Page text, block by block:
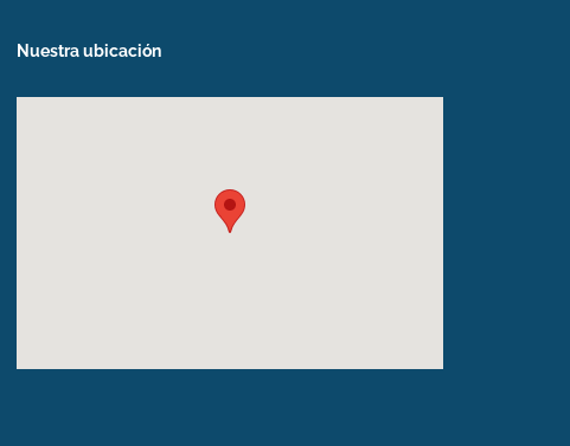
Nuestra ubicación